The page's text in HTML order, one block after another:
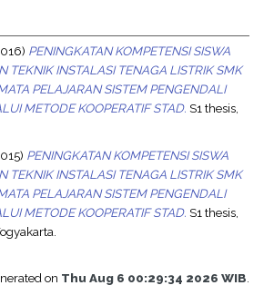
PENINGKATAN KOMPETENSI SISWA
TEKNIK INSTALASI TENAGA LISTRIK SMK
PELAJARAN SISTEM PENGENDALI
METODE KOOPERATIF STAD. S1 thesis,
PENINGKATAN KOMPETENSI SISWA
TEKNIK INSTALASI TENAGA LISTRIK SMK
PELAJARAN SISTEM PENGENDALI
METODE KOOPERATIF STAD. S1 thesis,
on Thu Aug 6 00:29:34 2026 WIB